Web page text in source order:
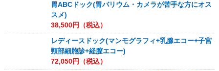
胃ABCドック(胃バリウム・カメラが苦手な方にオス
スメ)
38,500円（税込）
レディースドック(マンモグラフィ+乳腺エコー+子宮
頸部細胞診+経膣エコー)
72,050円（税込）